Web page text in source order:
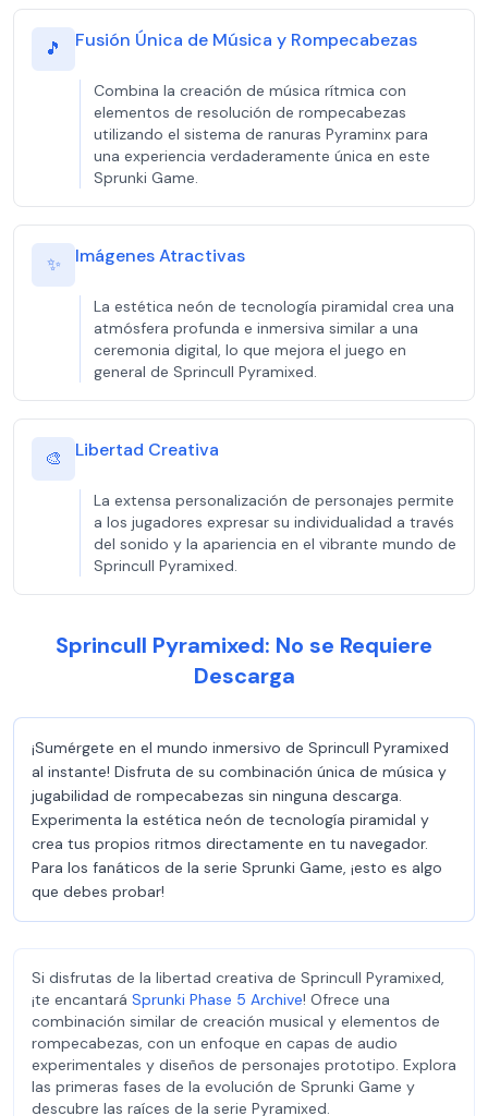
🎵 Fusión Única de Música y Rompecabezas
Combina la creación de música rítmica con
elementos de resolución de rompecabezas
utilizando el sistema de ranuras Pyraminx para
una experiencia verdaderamente única en este
Sprunki Game.
✨ Imágenes Atractivas
La estética neón de tecnología piramidal crea una
atmósfera profunda e inmersiva similar a una
ceremonia digital, lo que mejora el juego en
general de Sprincull Pyramixed.
🎨 Libertad Creativa
La extensa personalización de personajes permite
a los jugadores expresar su individualidad a través
del sonido y la apariencia en el vibrante mundo de
Sprincull Pyramixed.
Sprincull Pyramixed: No se Requiere
Descarga
¡Sumérgete en el mundo inmersivo de Sprincull Pyramixed
al instante! Disfruta de su combinación única de música y
jugabilidad de rompecabezas sin ninguna descarga.
Experimenta la estética neón de tecnología piramidal y
crea tus propios ritmos directamente en tu navegador.
Para los fanáticos de la serie Sprunki Game, ¡esto es algo
que debes probar!
Si disfrutas de la libertad creativa de Sprincull Pyramixed,
¡te encantará Sprunki Phase 5 Archive! Ofrece una
combinación similar de creación musical y elementos de
rompecabezas, con un enfoque en capas de audio
experimentales y diseños de personajes prototipo. Explora
las primeras fases de la evolución de Sprunki Game y
descubre las raíces de la serie Pyramixed.